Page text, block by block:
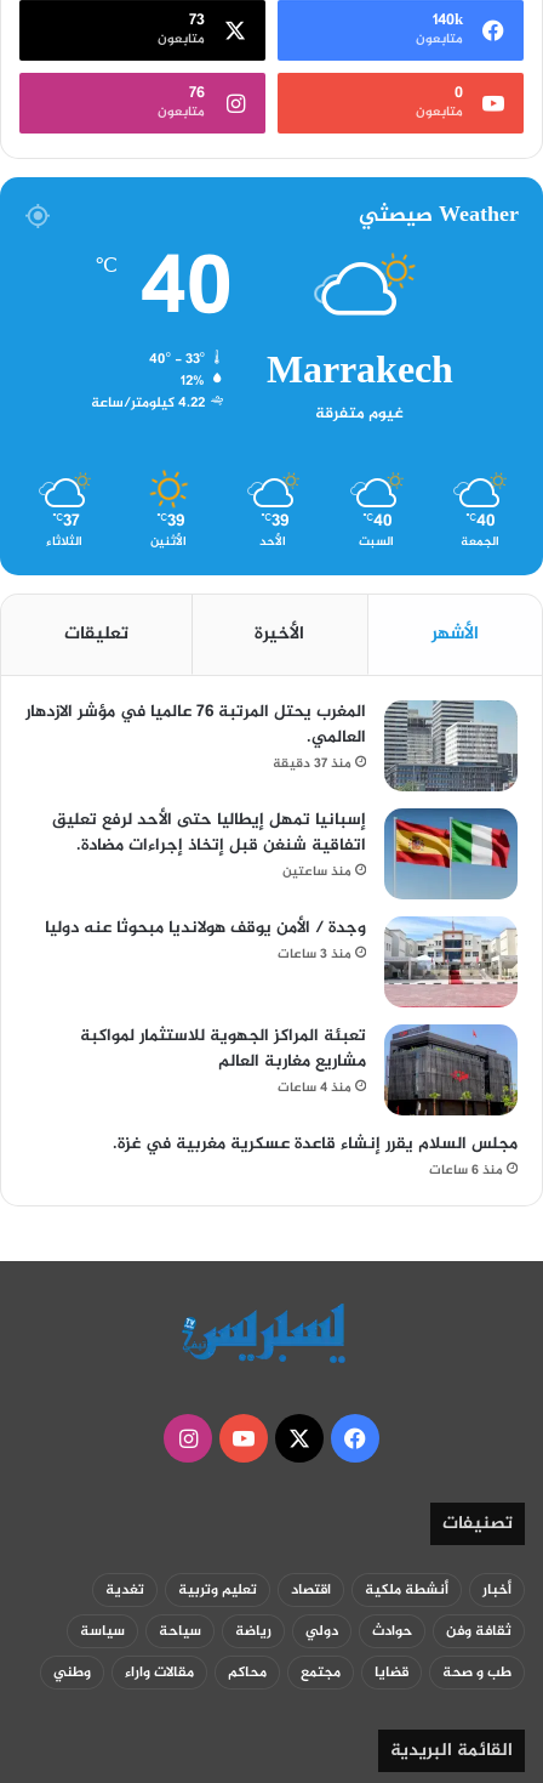
140k
متابعون
73
متابعون
0
متابعون
76
متابعون
Weather صيصثي
Marrakech
غيوم متفرقة
40
℃
40º - 33º
12%
4.22 كيلومتر/ساعة
40
℃
الجمعة
40
℃
السبت
39
℃
الأحد
39
℃
الأثنين
37
℃
الثلاثاء
الأشهر الأخيرة تعليقات
المغرب يحتل المرتبة 76 عالميا في مؤشر الازدهار
العالمي.
منذ 37 دقيقة
إسبانيا تمهل إيطاليا حتى الأحد لرفع تعليق
اتفاقية شنغن قبل إتخاذ إجراءات مضادة.
منذ ساعتين
وجدة / الأمن يوقف هولانديا مبحوثا عنه دوليا
منذ 3 ساعات
تعبئة المراكز الجهوية للاستثمار لمواكبة
مشاريع مغاربة العالم
منذ 4 ساعات
مجلس السلام يقرر إنشاء قاعدة عسكرية مغربية في غزة.
منذ 6 ساعات
فيسبوك
‫X
‫YouTubeانستقرام
تصنيفات
أخبار أنشطة ملكية اقتصاد تعليم وتربية
تغدية
ثقافة وفن
حوادث دولي رياضة سياحة
سياسة
طب و صحة
قضايا مجتمع محاكم مقالات واراء وطني
القائمة البريدية